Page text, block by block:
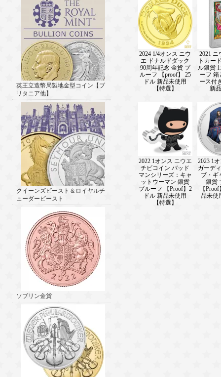
英王立造幣局製地金型コイン【ブ
リタニア他】
クイーンズビースト＆ロイヤルチ
ューダービースト
ソブリン金貨
2024 1/4オンス ニウ
エ ドナルドダック
90周年記念 金貨 プ
ルーフ 【proof】 25
ドル 新品未使用
【特選】
2021 ニ
トカー
ル銀貨
ーフ 箱
ース付
新
2022 1オンス ニウエ
チビコイン バッド
マンシリーズ：キャ
ットウーマン 銀貨
プルーフ 【Proof】2
ドル 新品未使用
【特選】
2023 1
ガーデ
ブ・ギ
銀貨
【
品未使